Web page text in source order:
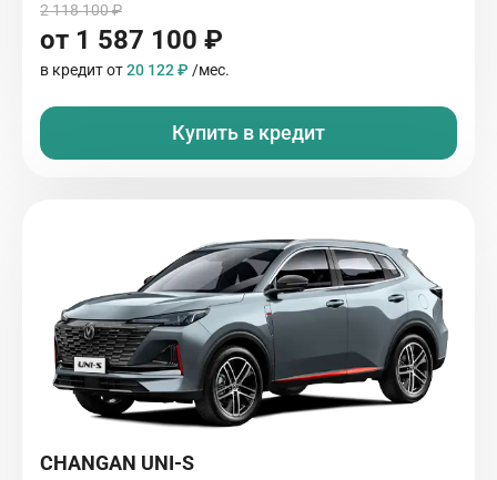
2 118 100 ₽
от 1 587 100 ₽
в кредит от20 122 ₽ /мес.
Купить в кредит
CHANGAN UNI-S